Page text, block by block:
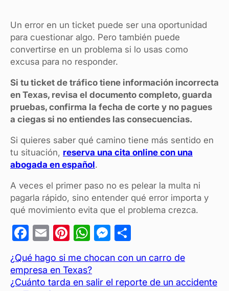
Un error en un ticket puede ser una oportunidad
para cuestionar algo. Pero también puede
convertirse en un problema si lo usas como
excusa para no responder.
Si tu ticket de tráfico tiene información incorrecta
en Texas, revisa el documento completo, guarda
pruebas, confirma la fecha de corte y no pagues
a ciegas si no entiendes las consecuencias.
Si quieres saber qué camino tiene más sentido en
tu situación, reserva una cita online con una
abogada en español.
A veces el primer paso no es pelear la multa ni
pagarla rápido, sino entender qué error importa y
qué movimiento evita que el problema crezca.
F
a
c
e
E
ail
Pi
er
es
W
h
at
s
M
se
n
m
p
¿Qué hago si me chocan con un carro de
empresa en Texas?
¿Cuánto tarda en salir el reporte de un accidente